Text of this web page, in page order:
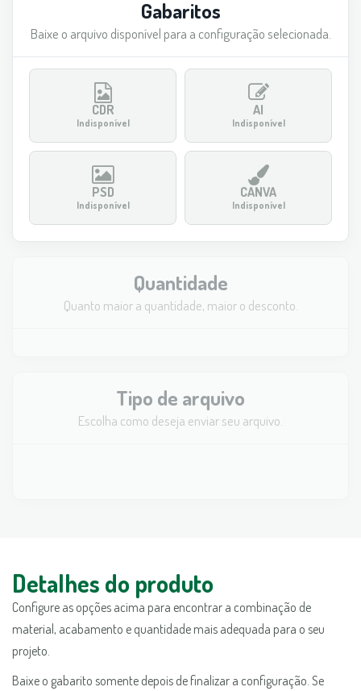
Gabaritos
Baixe o arquivo disponível para a configuração selecionada.
CDR
Indisponível
AI
Indisponível
PSD
Indisponível
CANVA
Indisponível
Quantidade
Quanto maior a quantidade, maior o desconto.
Tipo de arquivo
Escolha como deseja enviar seu arquivo.
Detalhes do produto
Configure as opções acima para encontrar a combinação de
material, acabamento e quantidade mais adequada para o seu
projeto.
Baixe o gabarito somente depois de finalizar a configuração. Se